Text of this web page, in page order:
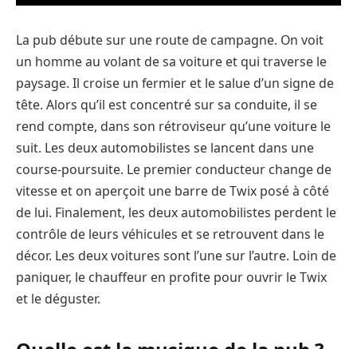
La pub débute sur une route de campagne. On voit
un homme au volant de sa voiture et qui traverse le
paysage. Il croise un fermier et le salue d’un signe de
tête. Alors qu’il est concentré sur sa conduite, il se
rend compte, dans son rétroviseur qu’une voiture le
suit. Les deux automobilistes se lancent dans une
course-poursuite. Le premier conducteur change de
vitesse et on aperçoit une barre de Twix posé à côté
de lui. Finalement, les deux automobilistes perdent le
contrôle de leurs véhicules et se retrouvent dans le
décor. Les deux voitures sont l’une sur l’autre. Loin de
paniquer, le chauffeur en profite pour ouvrir le Twix
et le déguster.